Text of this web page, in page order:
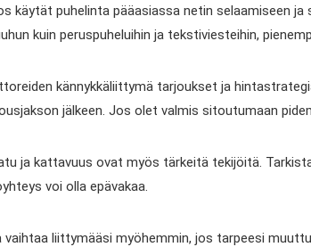
käytät puhelinta pääasiassa netin selaamiseen
kuin peruspuheluihin ja tekstiviesteihin,
kännykkäliittymä tarjoukset ja
jälkeen. Jos olet valmis sitoutumaan
ja kattavuus ovat myös tärkeitä tekijöitä.
voi olla epävakaa.
vaihtaa liittymääsi myöhemmin, jos tarpeesi